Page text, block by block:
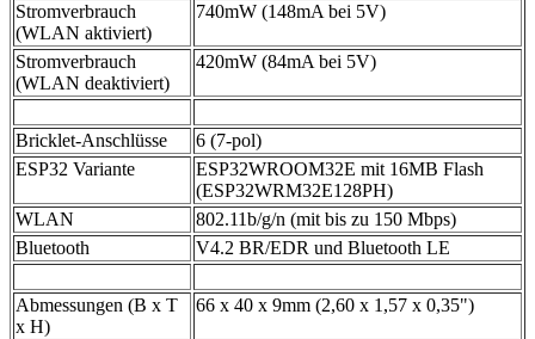
Stromverbrauch
(WLAN aktiviert)
740mW (148mA bei 5V)
Stromverbrauch
(WLAN deaktiviert)
420mW (84mA bei 5V)
Bricklet-Anschlüsse
6 (7-pol)
ESP32 Variante
ESP32WROOM32E mit 16MB Flash
(ESP32WRM32E128PH)
WLAN
802.11b/g/n (mit bis zu 150 Mbps)
Bluetooth
V4.2 BR/EDR und Bluetooth LE
Abmessungen (B x T
x H)
66 x 40 x 9mm (2,60 x 1,57 x 0,35")